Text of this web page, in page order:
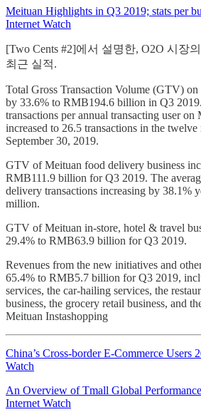
Meituan Highlights in Q3 2019; stats per
Internet Watch
[Two Cents #2]에서 설명한, O2O 시장
최근 실적.
Total Gross Transaction Volume (GTV)
by 33.6% to RMB194.6 billion in Q3
transactions per annual transacting user
increased to 26.5 transactions in the twelve
September 30, 2019.
GTV of Meituan food delivery business
RMB111.9 billion for Q3 2019. The
delivery transactions increasing by 38.1%
million.
GTV of Meituan in-store, hotel & travel
29.4% to RMB63.9 billion for Q3 2019.
Revenues from the new initiatives and
65.4% to RMB5.7 billion for Q3 2019,
services, the car-hailing services, the
business, the grocery retail business, and
Meituan Instashopping
China’s Cross-border E-Commerce Users
Watch
An Overview of Tmall Global
Internet Watch